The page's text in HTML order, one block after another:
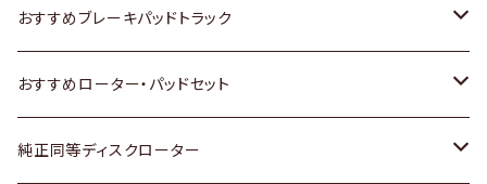
いすゞ
ダイハツ
マツダ
日産
いすゞ
ダイハツ
日産
いすゞ
ダイハツ
ホンダ
スズキ
日産
トヨタ
ホンダ
スズキ
おすすめブレーキパッドトラック
トヨタ
日産
おすすめローター・パッドセット
トヨタ
純正同等ディスクローター